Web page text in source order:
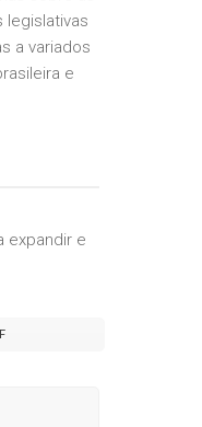
legislativas
a variados
e
expandir e